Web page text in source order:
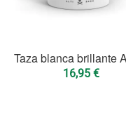
Taza blanca brillante
16,95 €